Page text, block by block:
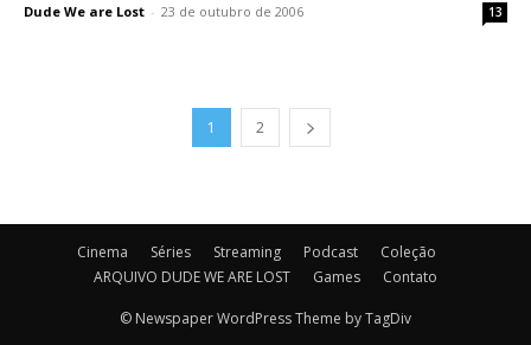
Dude We are Lost - 23 de outubro de 2006 13
1 2
Cinema Séries Streaming Podcast
Coleção
ARQUIVO DUDE WE ARE LOST
Games Contato
© Newspaper WordPress Theme by TagDiv